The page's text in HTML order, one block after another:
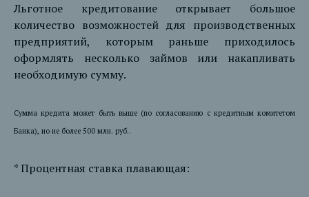
Льготное кредитование открывает большое
количество возможностей для производственных
предприятий, которым раньше приходилось
оформлять несколько займов или накапливать
необходимую сумму.
Сумма кредита может быть выше (по согласованию с кредитным комитетом
Банка), но не более 500 млн. руб..
* Процентная ставка плавающая: